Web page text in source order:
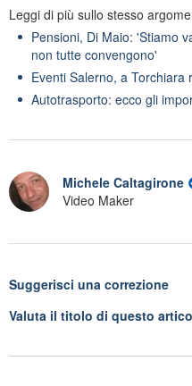
Leggi di più sullo stesso
Pensioni, Di Maio: 'Stiamo
non tutte convengono'
Eventi Salerno, a
Autotrasporto: ecco gli
Michele Caltagirone
Video Maker
Suggerisci una correzione
Valuta il titolo di questo